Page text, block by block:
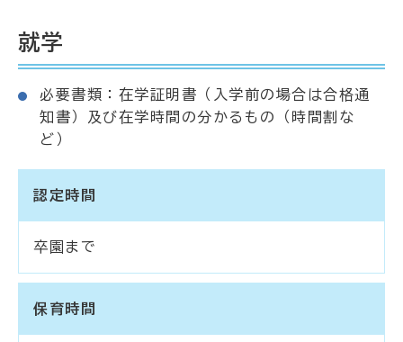
就学
必要書類：在学証明書（入学前の場合は合格通
知書）及び在学時間の分かるもの（時間割な
ど）
認定時間
卒園まで
保育時間